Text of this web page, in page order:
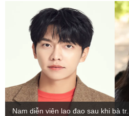
Nam diễn viên lao đao sau khi bà tr...